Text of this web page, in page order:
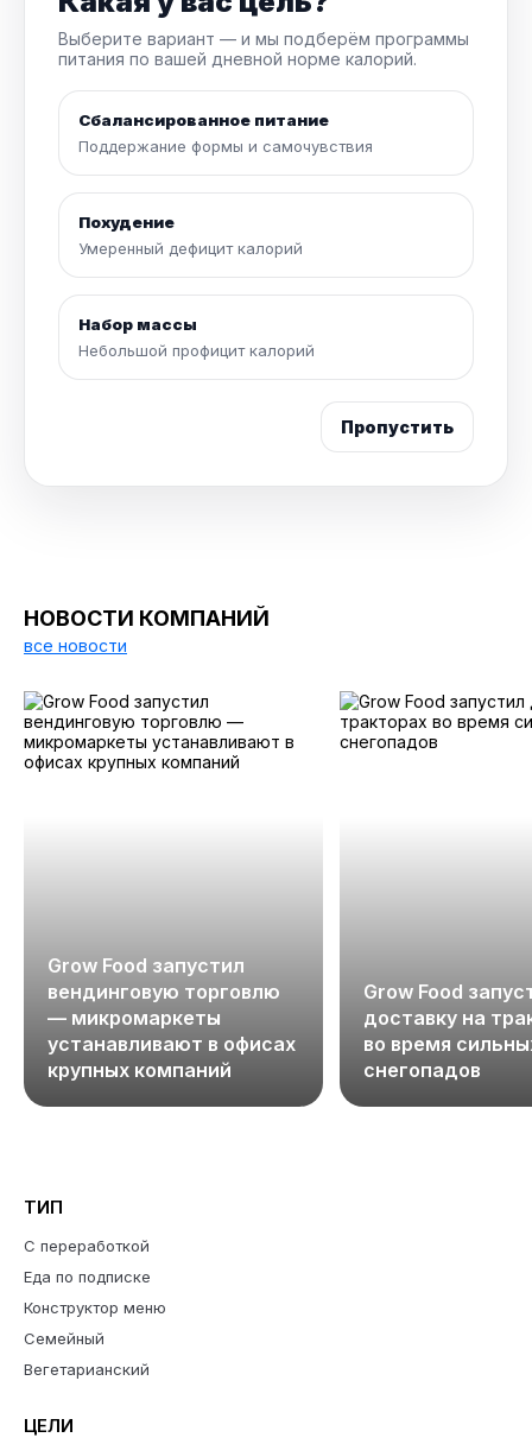
Выберите вариант — и мы подберём программы
питания по вашей дневной норме калорий.
Сбалансированное питание
Поддержание формы и самочувствия
Похудение
Умеренный дефицит калорий
Набор массы
Небольшой профицит калорий
Пропустить
НОВОСТИ КОМПАНИЙ
все новости
Grow Food запустил
вендинговую торговлю
— микромаркеты
устанавливают в офисах
крупных компаний
Grow Food
доставку на
во время
снегопадов
ТИП
С переработкой
Еда по подписке
Конструктор меню
Семейный
Вегетарианский
ЦЕЛИ